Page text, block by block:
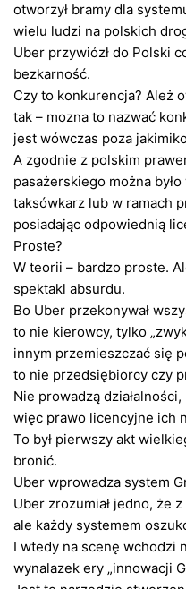
otworzył bramy dla
wielu ludzi na polskich
Uber przywiózł do Polski
bezkarność.
Czy to konkurencja? Ależ
tak – mozna to nazwać
jest wówczas poza
A zgodnie z polskim
pasażerskiego można
taksówkarz lub w ramach
posiadając odpowiednią
Proste?
W teorii – bardzo proste.
spektakl absurdu.
Bo Uber przekonywał
to nie kierowcy, tylko
innym przemieszczać się
to nie przedsiębiorcy czy
Nie prowadzą
więc prawo licencyjne ich
To był pierwszy akt
bronić.
Uber wprowadza system
Uber zrozumiał jedno, że
ale każdy systemem
I wtedy na scenę wchodzi
wynalazek ery „innowacji